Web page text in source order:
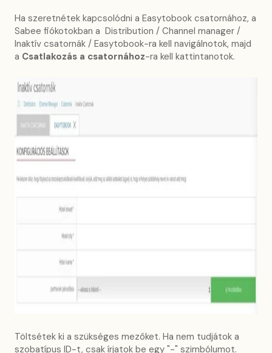
Ha szeretnétek kapcsolódni a Easytobook csatornához, a
Sabee fiókotokban a Distribution / Channel manager /
Inaktív csatornák / Easytobook-ra kell navigálnotok, majd
a Csatlakozás a csatornához-ra kell kattintanotok.
Töltsétek ki a szükséges mezőket. Ha nem tudjátok a
szobatípus ID-t, csak írjatok be egy "-" szimbólumot.